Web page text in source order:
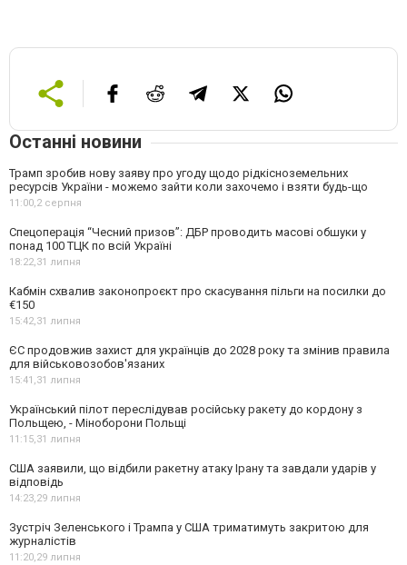
Останні новини
Трамп зробив нову заяву про угоду щодо рідкісноземельних
ресурсів України - можемо зайти коли захочемо і взяти будь-що
11:00,2 серпня
Спецоперація “Чесний призов”: ДБР проводить масові обшуки у
понад 100 ТЦК по всій Україні
18:22,31 липня
Кабмін схвалив законопроєкт про скасування пільги на посилки до
€150
15:42,31 липня
ЄС продовжив захист для українців до 2028 року та змінив правила
для військовозобов'язаних
15:41,31 липня
Український пілот переслідував російську ракету до кордону з
Польщею, - Міноборони Польщі
11:15,31 липня
США заявили, що відбили ракетну атаку Ірану та завдали ударів у
відповідь
14:23,29 липня
Зустріч Зеленського і Трампа у США триматимуть закритою для
журналістів
11:20,29 липня